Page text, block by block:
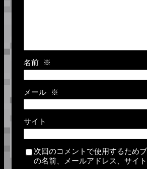
名前 ※
メール ※
サイト
次回のコメントで使用するため
の名前、メールアドレス、サイト